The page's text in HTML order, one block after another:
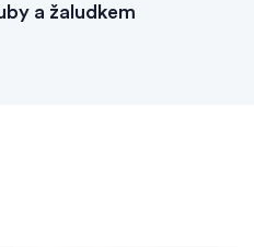
a žaludkem